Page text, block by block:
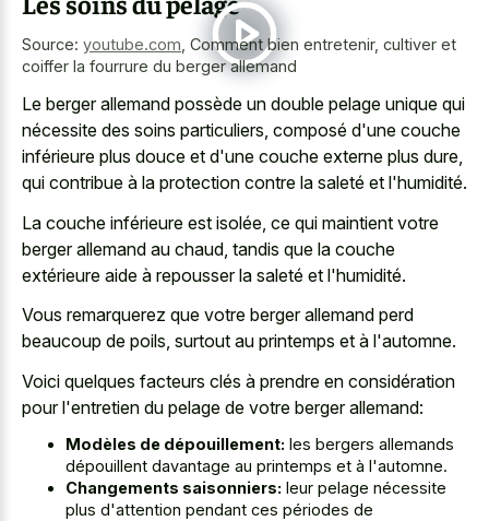
Source: youtube.com Comment bien entretenir, cultiver et
coiffer la fourrure du berger allemand
Le berger allemand possède un double pelage unique qui
nécessite des soins particuliers, composé d'une couche
inférieure plus douce et d'une couche externe plus dure,
qui contribue à la protection contre la saleté et l'humidité.
La couche inférieure est isolée, ce qui maintient votre
berger allemand au chaud, tandis que la couche
extérieure aide à repousser la saleté et l'humidité.
Vous remarquerez que votre berger allemand perd
beaucoup de poils, surtout au printemps et à l'automne.
Voici quelques facteurs clés à prendre en considération
pour l'entretien du pelage de votre berger allemand:
Modèles de dépouillement: les bergers allemands
dépouillent davantage au printemps et à l'automne.
Changements saisonniers: leur pelage nécessite
plus d'attention pendant ces périodes de